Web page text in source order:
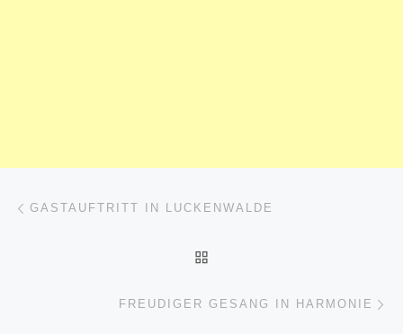
Beitragsnavigation
GASTAUFTRITT IN LUCKENWALDE
FREUDIGER GESANG IN HARMONIE